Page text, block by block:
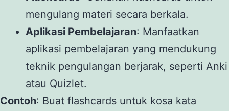
mengulang materi secara berkala.
Aplikasi Pembelajaran: Manfaatkan
aplikasi pembelajaran yang mendukung
teknik pengulangan berjarak, seperti Anki
atau Quizlet.
Contoh: Buat flashcards untuk kosa kata